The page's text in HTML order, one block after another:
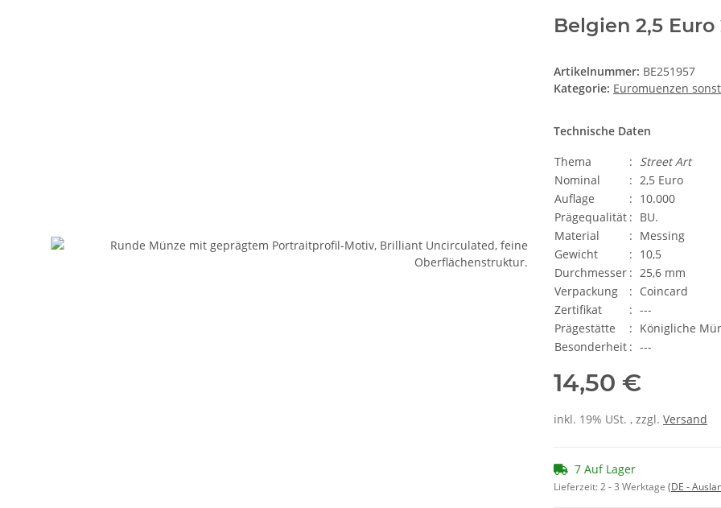
Belgien 2,5
Artikelnummer: BE251957
Kategorie: Euromuenzen
Technische Daten
Thema
: Street Art
Nominal
: 2,5 Euro
Auflage
: 10.000
Prägequalität : BU.
Material
: Messing
Gewicht
: 10,5
Durchmesser : 25,6 mm
Verpackung
: Coincard
Zertifikat
: ---
Prägestätte
: Königliche
Besonderheit : ---
14,50 €
inkl. 19% USt. , zzgl. Versand
7 Auf Lager
Lieferzeit:2 - 3 Werktage (DE -